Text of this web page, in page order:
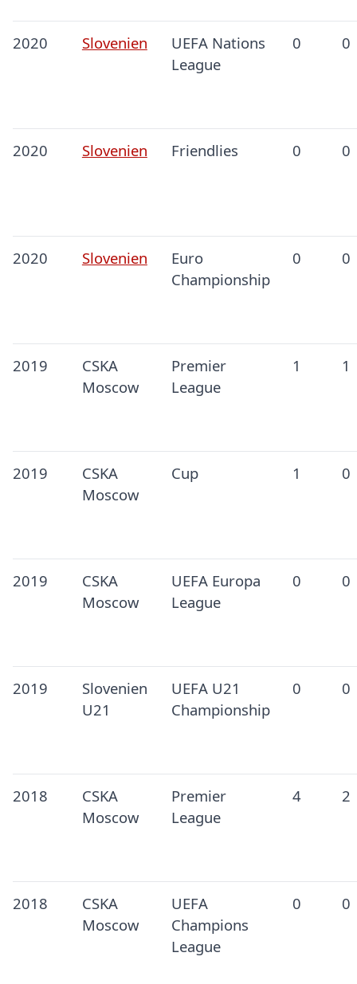
2020 Slovenien
UEFA Nations
League
0 0
2020 Slovenien Friendlies 0 0
2020 Slovenien
Euro
Championship
0 0
2019
CSKA
Moscow
Premier
League
1 1
2019
CSKA
Moscow
Cup 1 0
2019
CSKA
Moscow
UEFA Europa
League
0 0
2019
Slovenien
U21
UEFA U21
Championship
0 0
2018
CSKA
Moscow
Premier
League
4 2
2018
CSKA
Moscow
UEFA
Champions
League
0 0